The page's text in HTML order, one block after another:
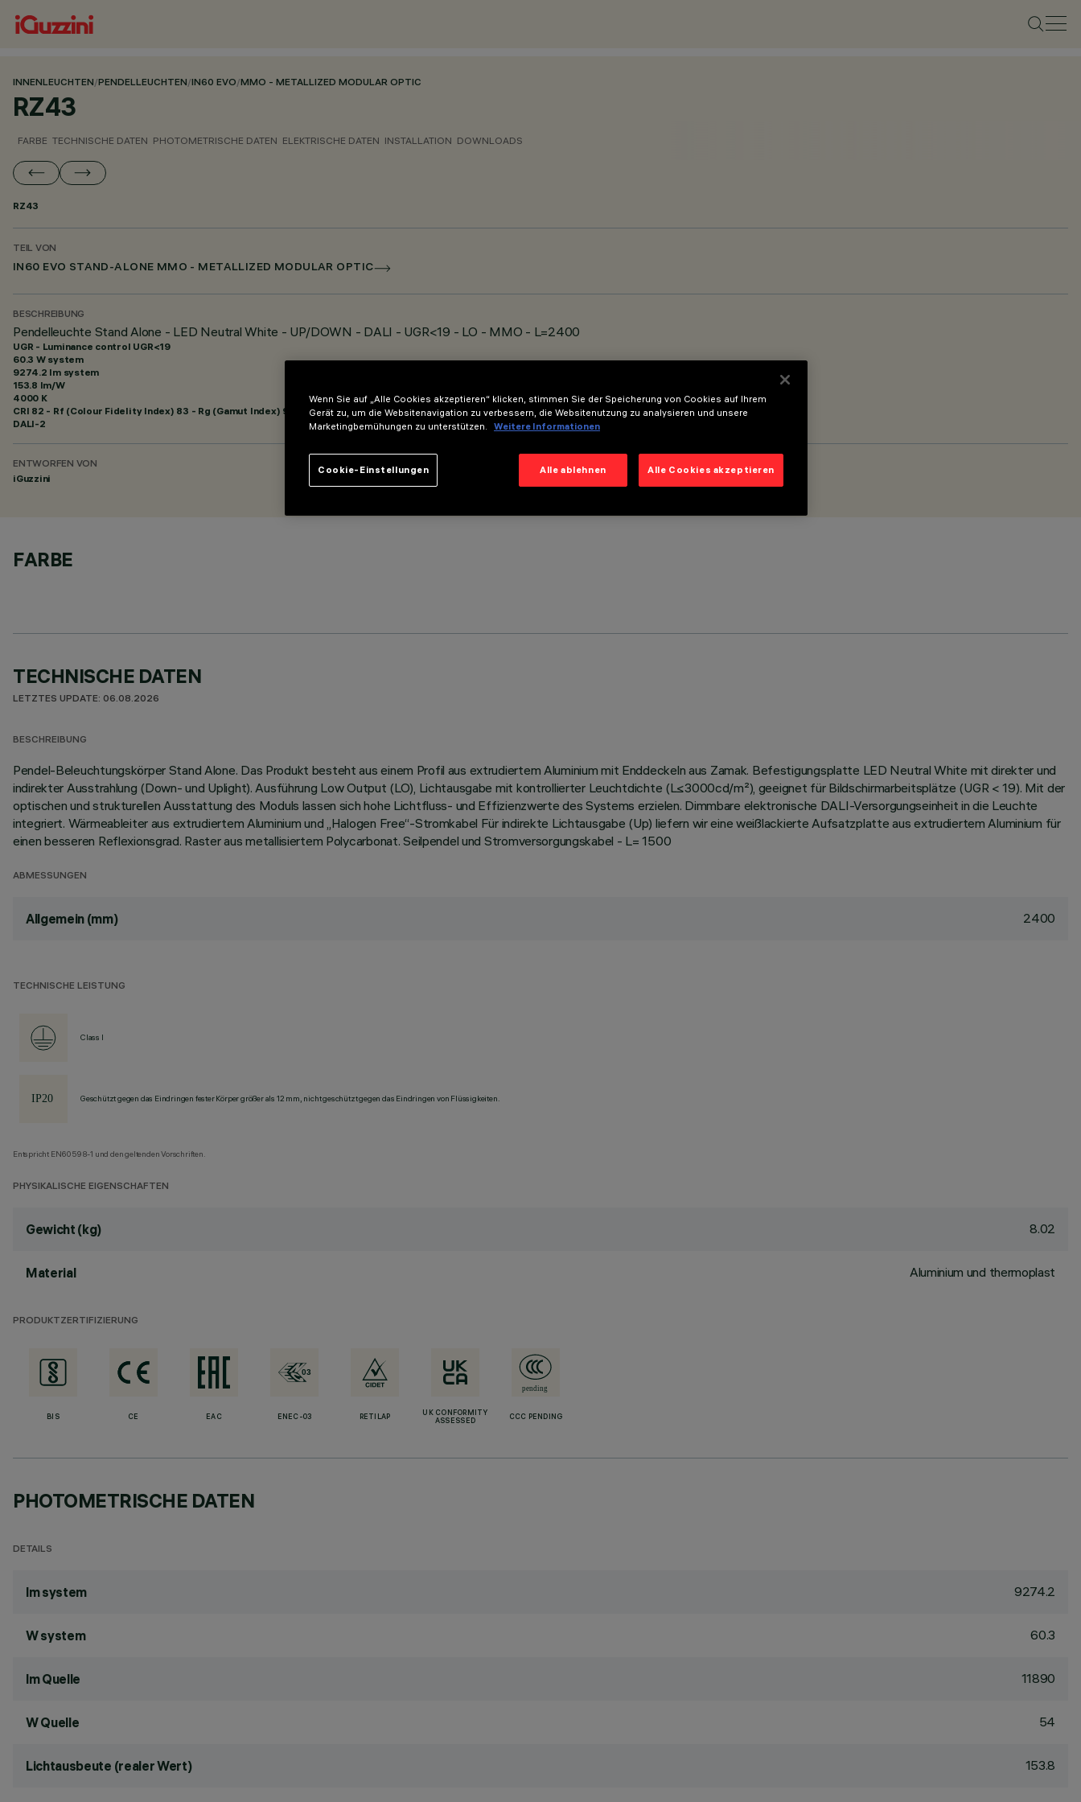
INNENLEUCHTEN/PENDELLEUCHTEN/IN60 EVO/MMO - METALLIZED MODULAR OPTIC
RZ43
FARBE TECHNISCHE DATEN PHOTOMETRISCHE DATEN ELEKTRISCHE DATEN INSTALLATION DOWNLOADS
RZ43
TEIL VON
IN60 EVO STAND-ALONE MMO - METALLIZED MODULAR OPTIC
BESCHREIBUNG
Pendelleuchte Stand Alone - LED Neutral White - UP/DOWN - DALI - UGR<19 - LO - MMO - L=2400
UGR - Luminance control UGR<19
60.3 W system
9274.2 lm system
153.8 lm/W
4000 K
CRI 82 - Rf (Colour Fidelity Index) 83 - Rg (Gamut Index) 95
DALI-2
ENTWORFEN VON
iGuzzini
FARBE
TECHNISCHE DATEN
LETZTES UPDATE: 06.08.2026
BESCHREIBUNG
Pendel-Beleuchtungskörper Stand Alone. Das Produkt besteht aus einem Profil aus extrudiertem Aluminium mit Enddeckeln aus Zamak. Befestigungsplatte LED Neutral White mit direkter und
indirekter Ausstrahlung (Down- und Uplight). Ausführung Low Output (LO), Lichtausgabe mit kontrollierter Leuchtdichte (L≤3000cd/m²), geeignet für Bildschirmarbeitsplätze (UGR < 19). Mit der
optischen und strukturellen Ausstattung des Moduls lassen sich hohe Lichtfluss- und Effizienzwerte des Systems erzielen. Dimmbare elektronische DALI-Versorgungseinheit in die Leuchte
integriert. Wärmeableiter aus extrudiertem Aluminium und „Halogen Free“-Stromkabel Für indirekte Lichtausgabe (Up) liefern wir eine weißlackierte Aufsatzplatte aus extrudiertem Aluminium für
einen besseren Reflexionsgrad. Raster aus metallisiertem Polycarbonat. Seilpendel und Stromversorgungskabel - L= 1500
ABMESSUNGEN
Allgemein (mm) 2400
TECHNISCHE LEISTUNG
Class I
Geschützt gegen das Eindringen fester Körper größer als 12 mm, nicht geschützt gegen das Eindringen von Flüssigkeiten.
Entspricht EN60598-1 und den geltenden Vorschriften.
PHYSIKALISCHE EIGENSCHAFTEN
Gewicht (kg) 8.02
Material Aluminium und thermoplast
PRODUKTZERTIFIZIERUNG
BIS CE EAC ENEC-03 RETILAP
UK CONFORMITY
ASSESSED
CCC PENDING
PHOTOMETRISCHE DATEN
DETAILS
lm system 9274.2
W system 60.3
lm Quelle 11890
W Quelle 54
Lichtausbeute (realer Wert) 153.8
Wenn Sie auf „Alle Cookies akzeptieren“ klicken, stimmen Sie der Speicherung von Cookies auf Ihrem
Gerät zu, um die Websitenavigation zu verbessern, die Websitenutzung zu analysieren und unsere
Marketingbemühungen zu unterstützen.
Weitere Informationen
Alle ablehnen Alle Cookies akzeptieren
Cookie-Einstellungen